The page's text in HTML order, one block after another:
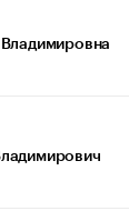
Владимировна